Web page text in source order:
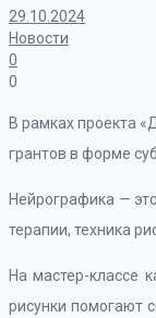
29.10.2024
Новости
0
0
В рамках проекта
грантов в форме
Нейрографика —
терапии, техника
На мастер-классе
рисунки помогают